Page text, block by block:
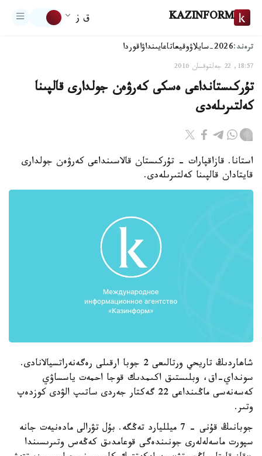
KAZINFORM ق ز
ترەند:2026-سايلاۋ وقيعاتاعايىنداۋاقوردا
18:57, 22 جەلتوقسان 2016
تۇركىستانداعى ەسكى كەرۋەن جولدارى قالپىنا
كەلتىرىلەدى
استانا. قازاقپارات - تۇركىستان قالاسىنداعى كەرۋەن جولدارى
قايتادان قالپىنا كەلتىرىلەدى.
شاھاردىڭ تاريحي ورتالىعى 2 جوبا ارقىلى رەگەنەراتسيالانادى.
سونداي-اق، وبلىستىق اكىمدىك قوجا احمەت ياسساۋي
كەسەنەسى ماڭىنداعى 22 گەكتار جەردى ساتىپ الۋدى كوزدەپ
وتىر.
جوبانىڭ قۇنى - 7 ميلليارد تەڭگە. بۇل تۋرالى مادەنيەت جانە
سپورت ماسەلەلەرى جونىندەگى قوعامدىق كەڭەس وتىرىسىندا